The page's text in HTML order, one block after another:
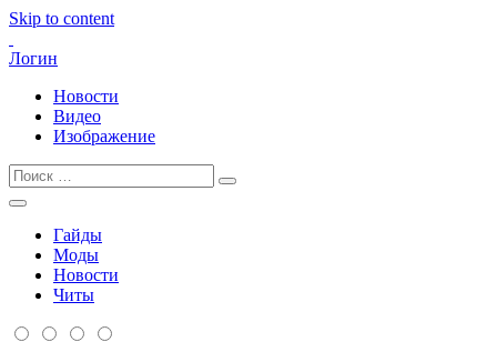
Skip to content
Логин
Новости
Видео
Изображение
Гайды
Моды
Новости
Читы